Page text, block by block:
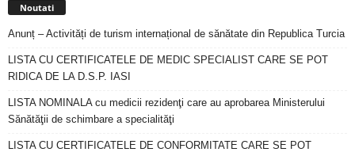
Noutati
Anunț – Activități de turism internațional de sănătate din Republica Turcia
LISTA CU CERTIFICATELE DE MEDIC SPECIALIST CARE SE POT
RIDICA DE LA D.S.P. IASI
LISTA NOMINALA cu medicii rezidenţi care au aprobarea Ministerului
Sănătăţii de schimbare a specialităţi
LISTA CU CERTIFICATELE DE CONFORMITATE CARE SE POT